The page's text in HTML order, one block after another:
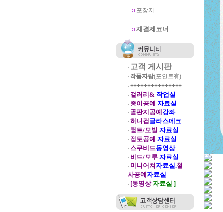
포장지
재결제코너
고객 게시판
작품자랑(포인트有)
+++++++++++++++
갤러리& 작업실
종이공예 자료실
골판지공예 강좌
허니컴 글라스데코
퀼트/모빌 자료실
점토공예 자료실
스쿠비드동영상
비드/모루자료실
미니어쳐 자료실.철
사공예 자료실
[동영상자료실 ]